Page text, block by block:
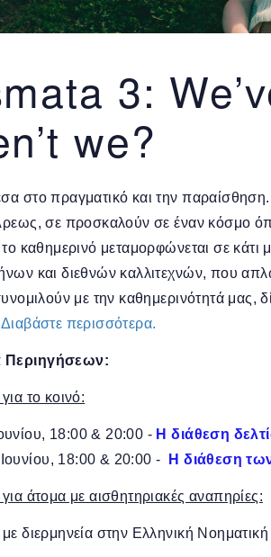
3:
we?
στο πραγματικό και την
σε προσκαλούν σε έναν κόσμο
το καθημερινό μεταμορφώνεται σε
και διεθνών καλλιτεχνών, που
με την καθημερινότητά μας,
Διαβάστε περισσότερα.
Περιηγήσεων:
το κοινό:
18:00 & 20:00 - H διάθεση
18:00 & 20:00 -
H διάθεση
άτομα με αισθητηριακές αναπηρίες:
με διερμηνεία στην Ελληνική